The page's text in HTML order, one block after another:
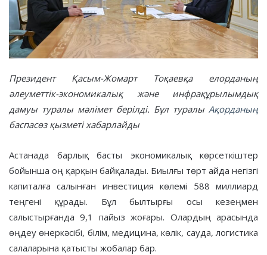
Президент Қасым-Жомарт Тоқаевқа елорданың
әлеуметтік-экономикалық және инфрақұрылымдық
дамуы туралы мәлімет берілді. Бұл туралы Ақорданың
баспасөз қызметі хабарлайды
Астанада барлық басты экономикалық көрсеткіштер
бойынша оң қарқын байқалады. Биылғы төрт айда негізгі
капиталға салынған инвестиция көлемі 588 миллиард
теңгені құрады. Бұл былтырғы осы кезеңмен
салыстырғанда 9,1 пайыз жоғары. Олардың арасында
өңдеу өнеркәсібі, білім, медицина, көлік, сауда, логистика
салаларына қатысты жобалар бар.